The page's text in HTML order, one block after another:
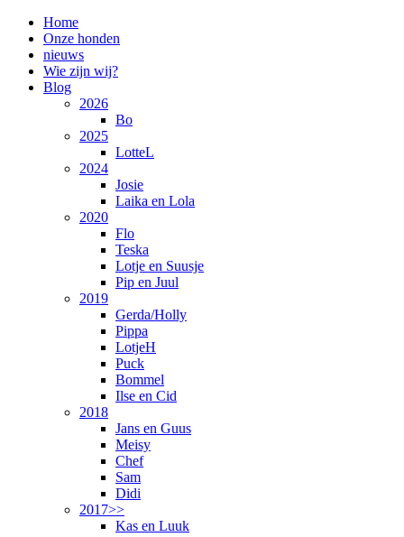
Home
Onze honden
nieuws
Wie zijn wij?
Blog
2026
Bo
2025
LotteL
2024
Josie
Laika en Lola
2020
Flo
Teska
Lotje en Suusje
Pip en Juul
2019
Gerda/Holly
Pippa
LotjeH
Puck
Bommel
Ilse en Cid
2018
Jans en Guus
Meisy
Chef
Sam
Didi
2017>>
Kas en Luuk